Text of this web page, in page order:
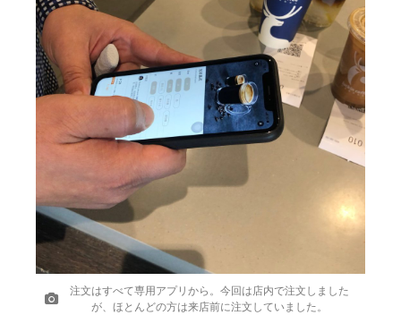
注文はすべて専用アプリから。今回は店内で注文しました
が、ほとんどの方は来店前に注文していました。